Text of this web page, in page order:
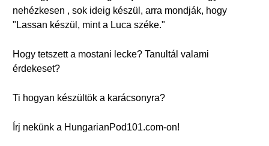
nehézkesen , sok ideig készül, arra mondják, hogy
"Lassan készül, mint a Luca széke."
Hogy tetszett a mostani lecke? Tanultál valami
érdekeset?
Ti hogyan készültök a karácsonyra?
Írj nekünk a HungarianPod101.com-on!